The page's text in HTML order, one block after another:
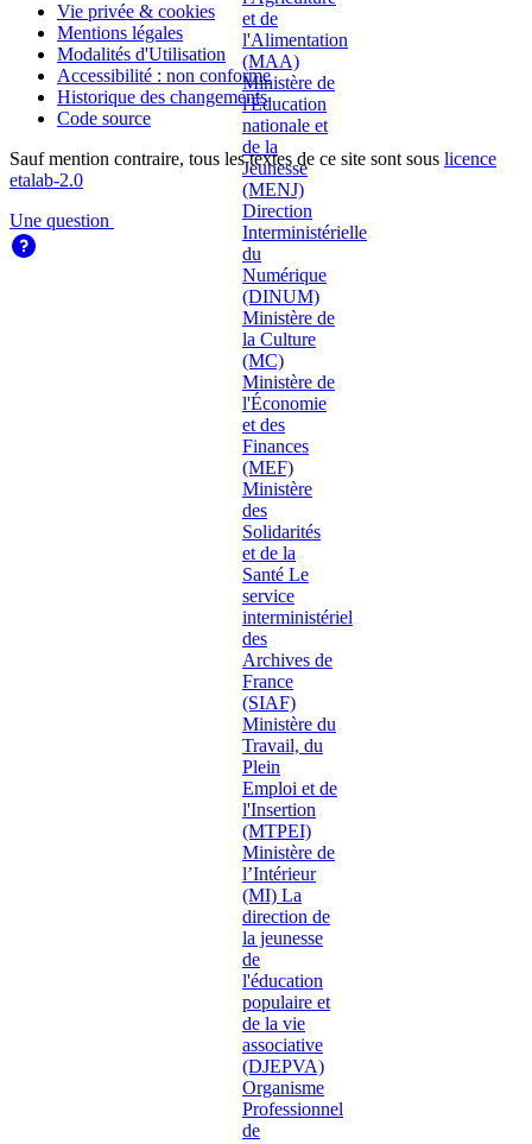
Vie privée & cookies
Mentions légales
Modalités d'Utilisation
Accessibilité : non conforme
Historique des changements
Code source
Sauf mention contraire, tous les textes de ce site sont sous licence
etalab-2.0
Une question